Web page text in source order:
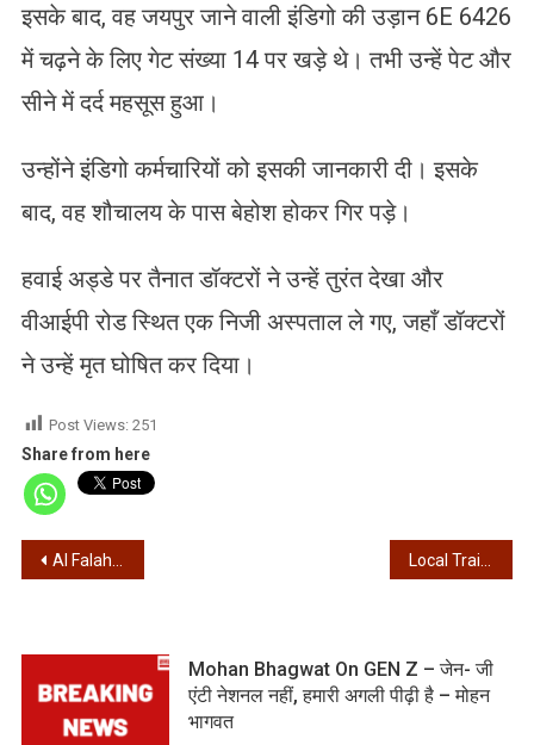
इसके बाद, वह जयपुर जाने वाली इंडिगो की उड़ान 6E 6426
में चढ़ने के लिए गेट संख्या 14 पर खड़े थे। तभी उन्हें पेट और
सीने में दर्द महसूस हुआ।
उन्होंने इंडिगो कर्मचारियों को इसकी जानकारी दी। इसके
बाद, वह शौचालय के पास बेहोश होकर गिर पड़े।
हवाई अड्डे पर तैनात डॉक्टरों ने उन्हें तुरंत देखा और
वीआईपी रोड स्थित एक निजी अस्पताल ले गए, जहाँ डॉक्टरों
ने उन्हें मृत घोषित कर दिया।
Post Views: 251
Share from here
Post
Al Falah – अल फलाह यूनिवर्सिटी के फाउंडर जवाद अहमद सिद्दीकी ED रिमांड पर Local Train Cancelled – सियालदह शाखा पर कई लोकल ट्रेनें रद्द
Mohan Bhagwat On GEN Z – जेन- जी
एंटी नेशनल नहीं, हमारी अगली पीढ़ी है – मोहन
भागवत